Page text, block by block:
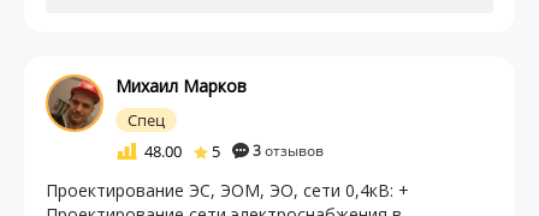
Михаил Марков
Спец
48.00
5 3отзывов
Проектирование ЭС, ЭОМ, ЭО, сети 0,4кВ: +